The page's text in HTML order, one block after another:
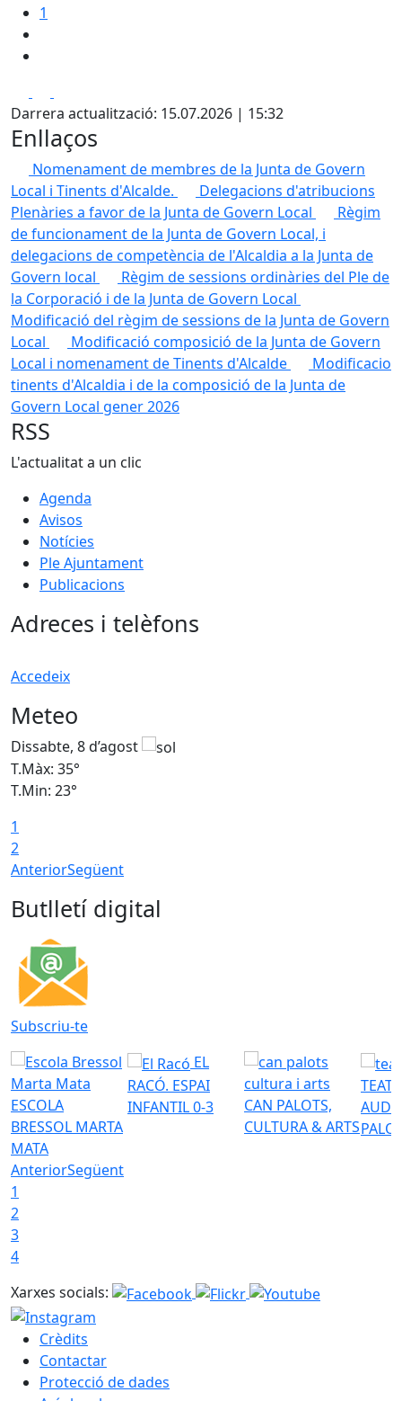
1
Darrera actualització: 15.07.2026 | 15:32
Enllaços
Nomenament de membres de la Junta de Govern
Local i Tinents d'Alcalde.
Delegacions d'atribucions
Plenàries a favor de la Junta de Govern Local
Règim
de funcionament de la Junta de Govern Local, i
delegacions de competència de l'Alcaldia a la Junta de
Govern local
Règim de sessions ordinàries del Ple de
la Corporació i de la Junta de Govern Local
Modificació del règim de sessions de la Junta de Govern
Local
Modificació composició de la Junta de Govern
Local i nomenament de Tinents d'Alcalde
Modificacio
tinents d'Alcaldia i de la composició de la Junta de
Govern Local gener 2026
RSS
L'actualitat a un clic
Agenda
Avisos
Notícies
Ple Ajuntament
Publicacions
Adreces i telèfons
Accedeix
Meteo
Dissabte, 8 d’agost
T.Màx: 35°
T.Min: 23°
1
2
AnteriorSegüent
Butlletí digital
Subscriu-te
ESCOLA
BRESSOL MARTA
MATA
EL
RACÓ. ESPAI
INFANTIL 0-3
CAN PALOTS,
CULTURA & ARTS
AnteriorSegüent
1
2
3
4
Xarxes socials:
Crèdits
Contactar
Protecció de dades